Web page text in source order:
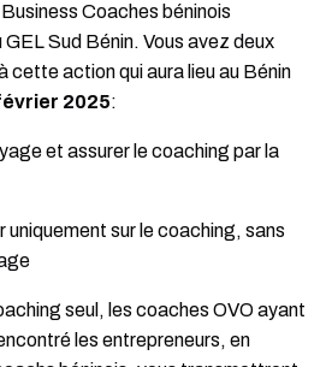
Coaches béninois
Sud Bénin. Vous avez deux
cette action qui aura lieu au Bénin
2025:
et assurer le coaching par la
sur le coaching, sans
seul, les coaches OVO ayant
les entrepreneurs, en